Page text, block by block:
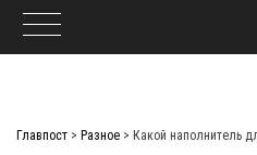
Главпост > Разное > Какой наполнитель